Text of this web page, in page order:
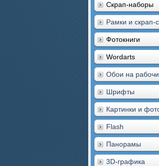
Скрап-наборы
Рамки и скрап-
Фотокниги
Wordarts
Обои на
Шрифты
Картинки и
Flash
Панорамы
3D-графика